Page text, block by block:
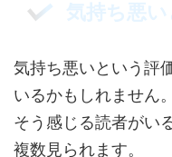
気持ち悪
気持ち悪いという評
いるかもしれません
そう感じる読者がい
複数見られます。